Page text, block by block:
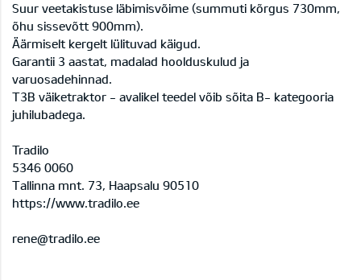
Suur veetakistuse läbimisvõime (summuti kõrgus 730mm,
õhu sissevõtt 900mm).
Äärmiselt kergelt lülituvad käigud.
Garantii 3 aastat, madalad hoolduskulud ja
varuosadehinnad.
T3B väiketraktor - avalikel teedel võib sõita B- kategooria
juhilubadega.
Tradilo
5346 0060
Tallinna mnt. 73, Haapsalu 90510
https://www.tradilo.ee
rene@tradilo.ee